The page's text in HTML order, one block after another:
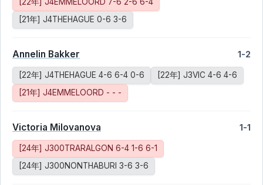
[21年] J4THEHAGUE 0-6 3-6
Annelin Bakker 1-2
[22年] J4THEHAGUE 4-6 6-4 0-6
[22年] J3VIC 4-6 4-6
[21年] J4EMMELOORD - - -
Victoria Milovanova 1-1
[24年] J300TRARALGON 6-4 1-6 6-1
[24年] J300NONTHABURI 3-6 3-6